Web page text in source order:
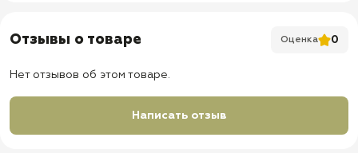
✅ Шлевки под ремень
✅ Доставка по всей России
✅ Быстрая отправка
Отзывы о товаре Оценка 0
Нет отзывов об этом товаре.
Написать отзыв